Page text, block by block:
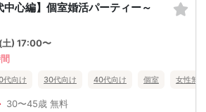
心編】個室婚活パーティー～
) 17:00〜
代向け 30代向け 40代向け 個室 女性無料
30〜45歳 無料